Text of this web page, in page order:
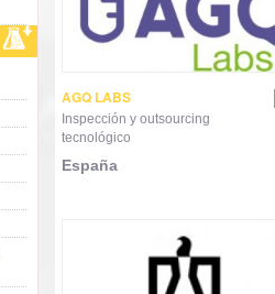
AGQ LABS
Inspección y outsourcing
tecnológico
España